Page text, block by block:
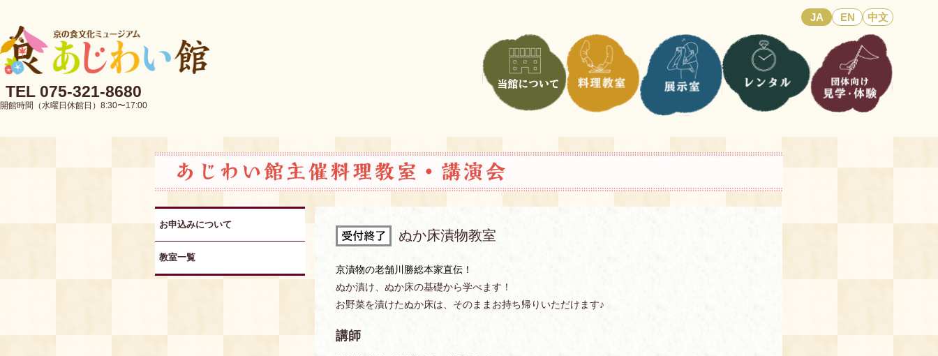
JA EN 中文
TEL 075-321-8680
開館時間（水曜日休館日）8:30〜17:00
お申込みについて
教室一覧
ぬか床漬物教室
京漬物の老舗川勝総本家直伝！
ぬか漬け、ぬか床の基礎から学べます！
お野菜を漬けたぬか床は、そのままお持ち帰りいただけます♪
講師